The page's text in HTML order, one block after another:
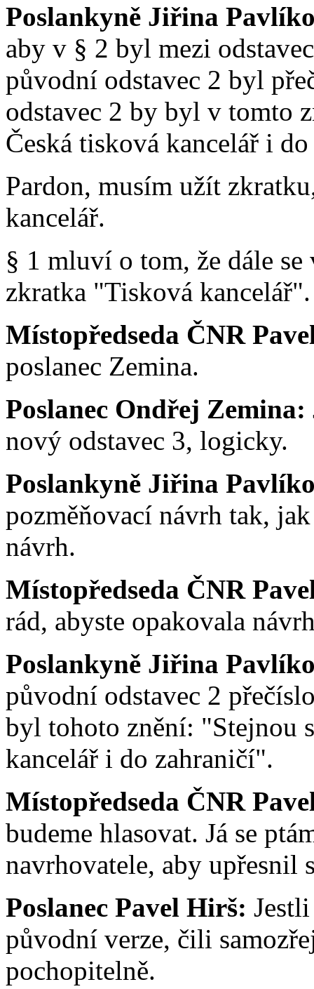
Poslankyně Jiřina
aby v § 2 byl mezi
původní odstavec 2 byl
odstavec 2 by byl v tomto
Česká tisková kancelář i
Pardon, musím užít
kancelář.
§ 1 mluví o tom, že dále
zkratka "Tisková kancelář".
Místopředseda ČNR
poslanec Zemina.
Poslanec Ondřej Zemina:
nový odstavec 3, logicky.
Poslankyně Jiřina
pozměňovací návrh tak,
návrh.
Místopředseda ČNR
rád, abyste opakovala
Poslankyně Jiřina
původní odstavec 2
byl tohoto znění: "Stejnou
kancelář i do zahraničí".
Místopředseda ČNR
budeme hlasovat. Já se
navrhovatele, aby upřesnil
Poslanec Pavel Hirš:
původní verze, čili
pochopitelně.